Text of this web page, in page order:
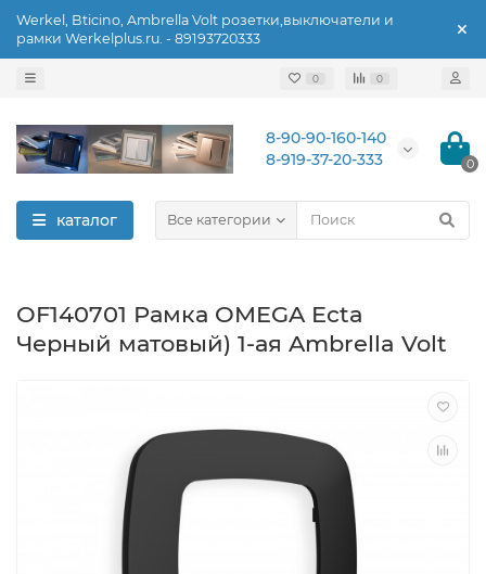
Werkel, Bticino, Ambrella Volt розетки,выключатели и
рамки Werkelplus.ru. - 89193720333
0 0
8-90-90-160-140
8-919-37-20-333
0
каталог Все категории
OF140701 Рамка OMEGA Ecta
Черный матовый) 1-ая Ambrella Volt